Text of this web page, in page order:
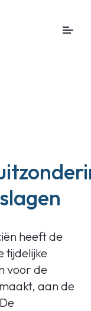
heeft de
tijdelijke
voor de
aan de